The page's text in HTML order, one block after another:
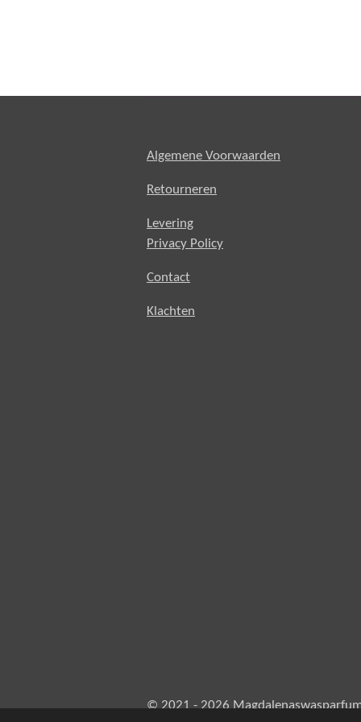
Algemene Voorwaarden
Retourneren
Levering
Privacy Policy
Contact
Klachten
© 2021 - 2026